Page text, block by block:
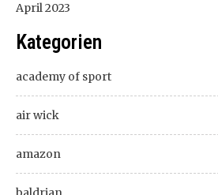
April 2023
Kategorien
academy of sport
air wick
amazon